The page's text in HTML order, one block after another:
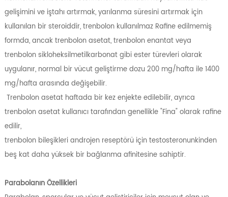
gelişimini ve iştahı artırmak, yarılanma süresini artırmak için
kullanılan bir steroiddir, trenbolon kullanılmaz Rafine edilmemiş
formda, ancak trenbolon asetat, trenbolon enantat veya
trenbolon sikloheksilmetilkarbonat gibi ester türevleri olarak
uygulanır, normal bir vücut geliştirme dozu 200 mg/hafta ile 1400
mg/hafta arasında değişebilir.
Trenbolon asetat haftada bir kez enjekte edilebilir, ayrıca
trenbolon asetat kullanıcı tarafından genellikle "Fina" olarak rafine
edilir,
trenbolon bileşikleri androjen reseptörü için testosteronunkinden
beş kat daha yüksek bir bağlanma afinitesine sahiptir.
Parabolanın Özellikleri